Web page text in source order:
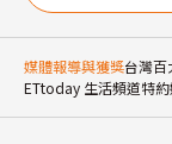
媒體報導與獲獎台灣百
ETtoday 生活頻道特